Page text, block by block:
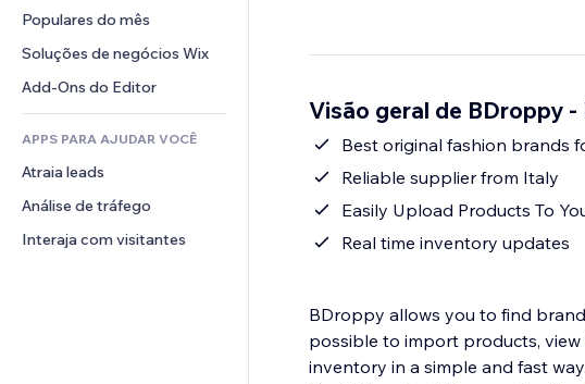
Compartilhamento de arquivos
Notícias
Botões e menus
Banners e selos
Calculadoras
Busca
Previsão do tempo
Tabelas e gráficos
Comentários
Telefone
Comunidade
Avaliações e depoimentos
CRM
Populares do mês
Soluções de negócios Wix
Add-Ons do Editor
APPS PARA AJUDAR VOCÊ
Atraia leads
Análise de tráfego
Interaja com visitantes
Visão geral de BDroppy
Best original fashion brands
Reliable supplier from Italy
Easily Upload Products To
Real time inventory updates
BDroppy allows you to find
possible to import products,
inventory in a simple and fast way.